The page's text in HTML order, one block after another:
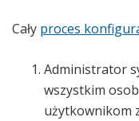
Cały proces
Administrator
wszystkim
użytkownikom